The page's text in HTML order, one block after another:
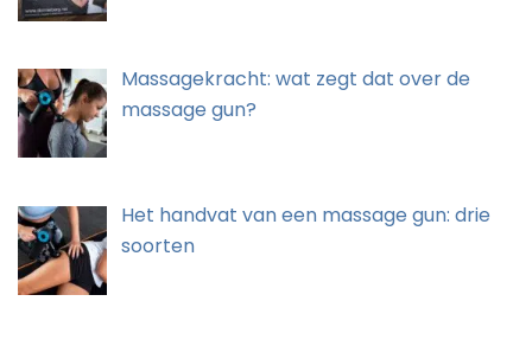
Massagekracht: wat zegt dat over de
massage gun?
Het handvat van een massage gun: drie
soorten